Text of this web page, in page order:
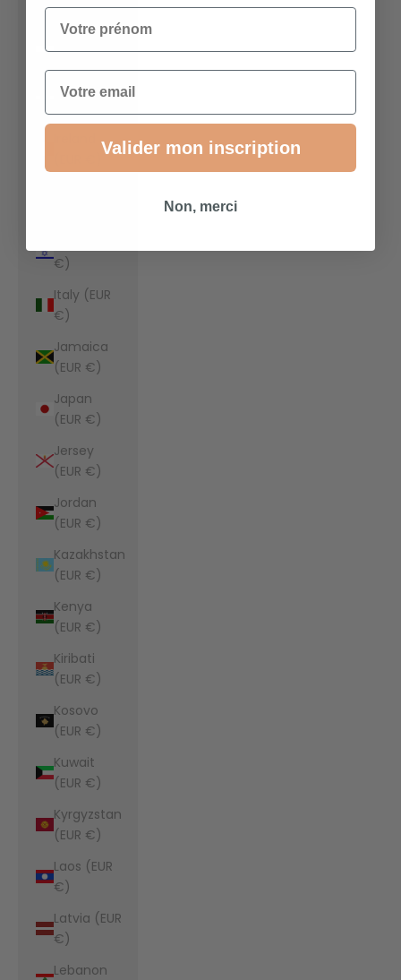
Indonesia
(EUR €)
Iraq (EUR
€)
Italy (EUR
€)
Jamaica
(EUR €)
Japan
(EUR €)
Jersey
(EUR €)
Jordan
(EUR €)
Kazakhstan
(EUR €)
Kenya
(EUR €)
Kiribati
(EUR €)
Kosovo
(EUR €)
Kuwait
(EUR €)
Kyrgyzstan
(EUR €)
Laos (EUR
€)
Latvia (EUR
€)
Lebanon
Votre prénom
Email
Valider mon inscription
Non, merci